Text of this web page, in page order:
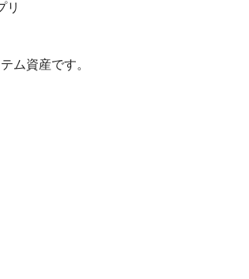
リ
ム資産です。